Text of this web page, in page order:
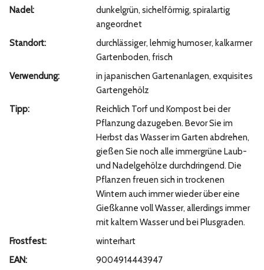
Nadel:
dunkelgrün, sichelförmig, spiralartig
angeordnet
Standort:
durchlässiger, lehmig humoser, kalkarmer
Gartenboden, frisch
Verwendung:
in japanischen Gartenanlagen, exquisites
Gartengehölz
Tipp:
Reichlich Torf und Kompost bei der
Pflanzung dazugeben. Bevor Sie im
Herbst das Wasser im Garten abdrehen,
gießen Sie noch alle immergrüne Laub-
und Nadelgehölze durchdringend. Die
Pflanzen freuen sich in trockenen
Wintern auch immer wieder über eine
Gießkanne voll Wasser, allerdings immer
mit kaltem Wasser und bei Plusgraden.
Frostfest:
winterhart
EAN:
9004914443947